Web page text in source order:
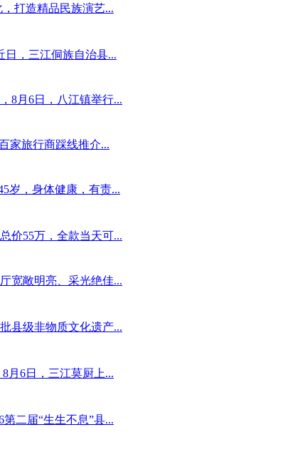
打造精品民族演艺...
日，三江侗族自治县...
8月6日，八江镇举行...
家旅行商踩线推介...
岁，身体健康，有责...
价55万，全款当天可...
宽敞明亮、采光绝佳...
县级非物质文化遗产...
月6日，三江莫厨上...
二届“生生不息”县...